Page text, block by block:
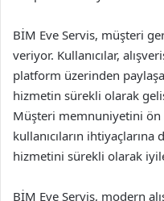
BİM Eve Servis, müşteri
veriyor. Kullanıcılar,
platform üzerinden
hizmetin sürekli olarak
Müşteri memnuniyetini
kullanıcıların
hizmetini sürekli olarak
BİM Eve Servis, modern